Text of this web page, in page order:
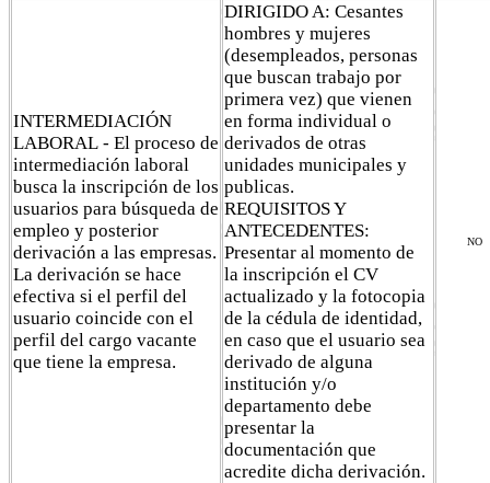
INTERMEDIACIÓN
LABORAL - El proceso de
intermediación laboral
busca la inscripción de los
usuarios para búsqueda de
empleo y posterior
derivación a las empresas.
La derivación se hace
efectiva si el perfil del
usuario coincide con el
perfil del cargo vacante
que tiene la empresa.
DIRIGIDO A: Cesantes
hombres y mujeres
(desempleados, personas
que buscan trabajo por
primera vez) que vienen
en forma individual o
derivados de otras
unidades municipales y
publicas.
REQUISITOS Y
ANTECEDENTES:
Presentar al momento de
la inscripción el CV
actualizado y la fotocopia
de la cédula de identidad,
en caso que el usuario sea
derivado de alguna
institución y/o
departamento debe
presentar la
documentación que
acredite dicha derivación.
NO